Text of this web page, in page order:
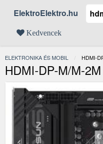
ElektroElektro.hu
Kedvencek
ELEKTRONIKA ÉS MOBIL HDMI-
HDMI-DP-M/M-2M